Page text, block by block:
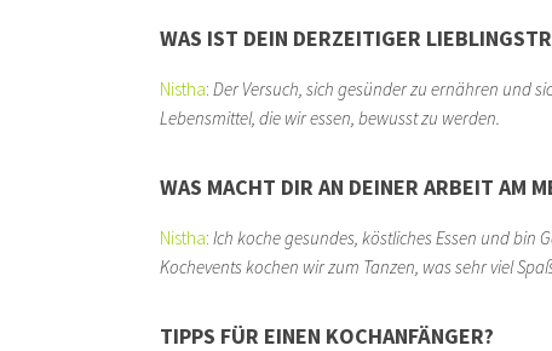
WAS IST DEIN DERZEITIGER
Nistha: Der Versuch, sich gesünder zu ernähren und
Lebensmittel, die wir essen, bewusst zu werden.
WAS MACHT DIR AN DEINER ARBEIT AM
Nistha: Ich koche gesundes, köstliches Essen und bin
Kochevents kochen wir zum Tanzen, was sehr viel
TIPPS FÜR EINEN KOCHANFÄNGER?